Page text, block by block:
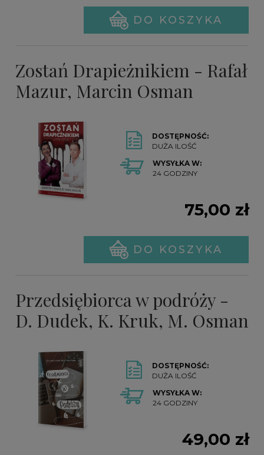
DO KOSZYKA
Zostań Drapieżnikiem - Rafał
Mazur, Marcin Osman
DOSTĘPNOŚĆ:
DUŻA ILOŚĆ
WYSYŁKA W:
24 GODZINY
75,00 zł
DO KOSZYKA
Przedsiębiorca w podróży -
D. Dudek, K. Kruk, M. Osman
DOSTĘPNOŚĆ:
DUŻA ILOŚĆ
WYSYŁKA W:
24 GODZINY
49,00 zł